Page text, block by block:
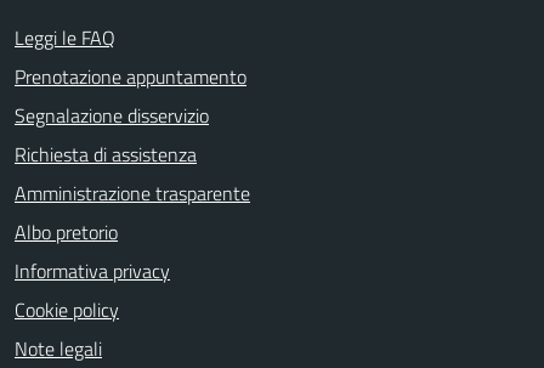
Leggi le FAQ
Prenotazione appuntamento
Segnalazione disservizio
Richiesta di assistenza
Amministrazione trasparente
Albo pretorio
Informativa privacy
Cookie policy
Note legali